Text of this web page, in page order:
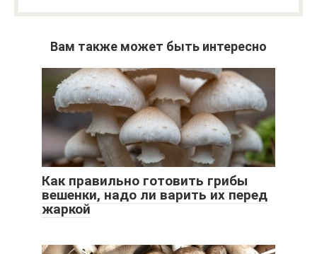
Вам также может быть интересно
Как правильно готовить грибы
вешенки, надо ли варить их перед
жаркой